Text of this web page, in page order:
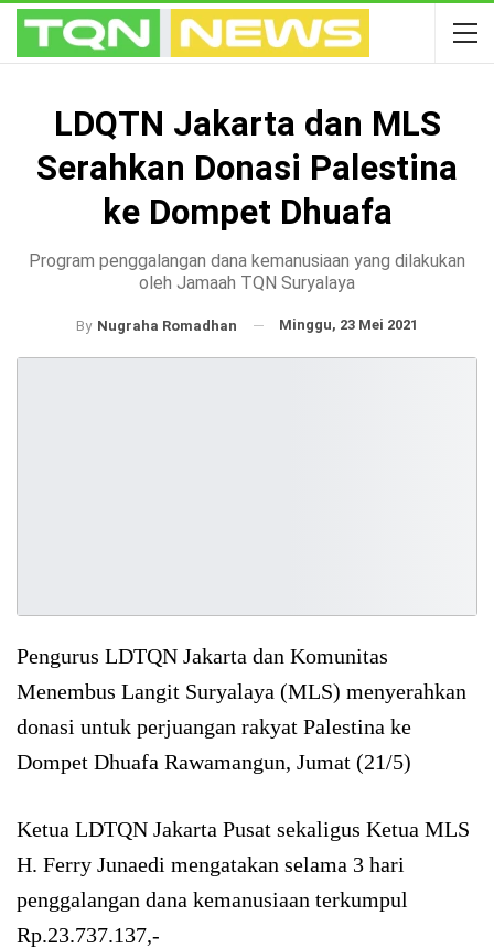
LDQTN Jakarta dan MLS
Serahkan Donasi Palestina
ke Dompet Dhuafa
Program penggalangan dana kemanusiaan yang dilakukan
oleh Jamaah TQN Suryalaya
By Nugraha Romadhan Minggu, 23 Mei 2021
Pengurus LDTQN Jakarta dan Komunitas
Menembus Langit Suryalaya (MLS) menyerahkan
donasi untuk perjuangan rakyat Palestina ke
Dompet Dhuafa Rawamangun, Jumat (21/5)
Ketua LDTQN Jakarta Pusat sekaligus Ketua MLS
H. Ferry Junaedi mengatakan selama 3 hari
penggalangan dana kemanusiaan terkumpul
Rp.23.737.137,-